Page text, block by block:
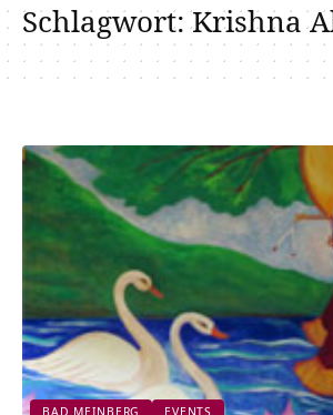
Schlagwort:Krishna
BAD MEINBERG EVENTS